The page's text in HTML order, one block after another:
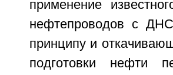
применение
нефтепроводов с
принципу и
подготовки нефти